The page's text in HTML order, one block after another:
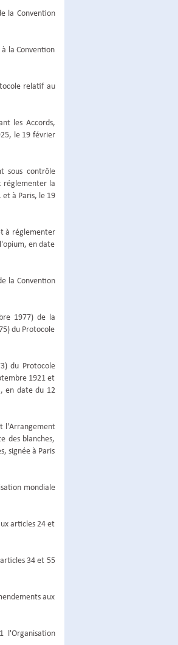
la Convention
la Convention
relatif au
les Accords,
le 19 février
sous contrôle
réglementer la
et à Paris, le 19
à réglementer
en date
la Convention
1977) de la
du Protocole
du Protocole
1921 et
en date du 12
l'Arrangement
des blanches,
signée à Paris
mondiale
articles 24 et
34 et 55
aux
l'Organisation